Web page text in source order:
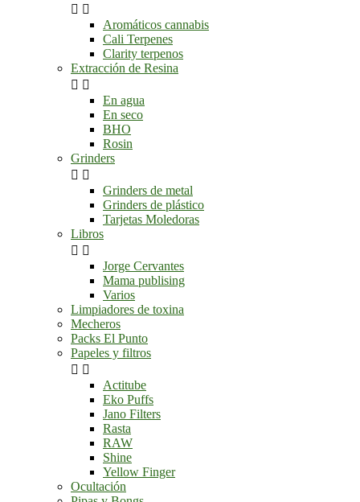
 
Aromáticos cannabis
Cali Terpenes
Clarity terpenos
Extracción de Resina
 
En agua
En seco
BHO
Rosin
Grinders
 
Grinders de metal
Grinders de plástico
Tarjetas Moledoras
Libros
 
Jorge Cervantes
Mama publising
Varios
Limpiadores de toxina
Mecheros
Packs El Punto
Papeles y filtros
 
Actitube
Eko Puffs
Jano Filters
Rasta
RAW
Shine
Yellow Finger
Ocultación